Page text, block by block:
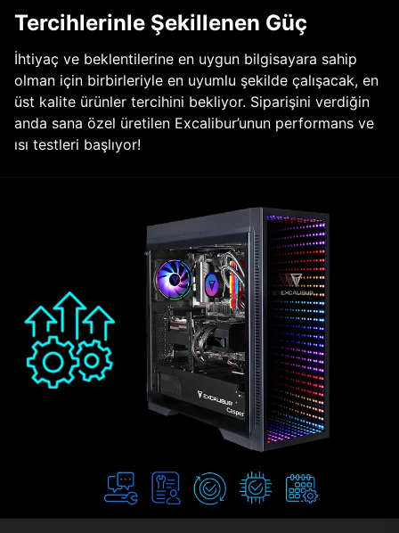
Tercihlerinle Şekillenen Güç
İhtiyaç ve beklentilerine en uygun bilgisayara sahip
olman için birbirleriyle en uyumlu şekilde çalışacak, en
üst kalite ürünler tercihini bekliyor. Siparişini verdiğin
anda sana özel üretilen Excalibur’unun performans ve
ısı testleri başlıyor!